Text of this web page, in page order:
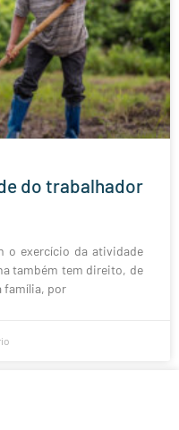
do trabalhador
o exercício da atividade
também tem direito, de
família, por